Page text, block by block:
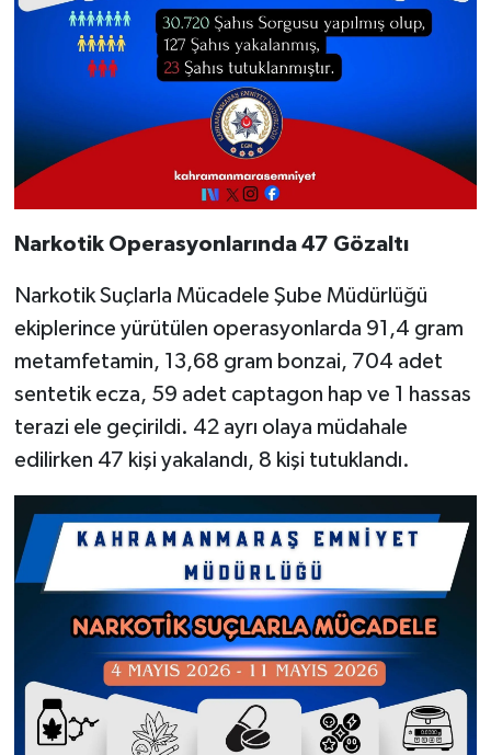
Narkotik Operasyonlarında 47 Gözaltı
Narkotik Suçlarla Mücadele Şube Müdürlüğü
ekiplerince yürütülen operasyonlarda 91,4 gram
metamfetamin, 13,68 gram bonzai, 704 adet
sentetik ecza, 59 adet captagon hap ve 1 hassas
terazi ele geçirildi. 42 ayrı olaya müdahale
edilirken 47 kişi yakalandı, 8 kişi tutuklandı.